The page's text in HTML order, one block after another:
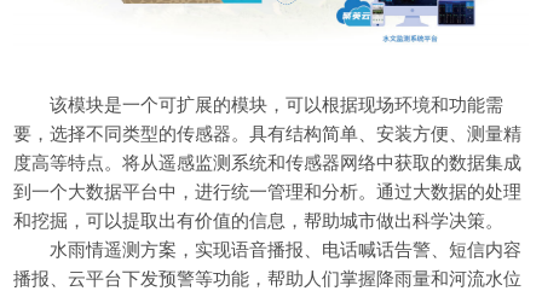
该模块是一个可扩展的模块，可以根据现场环境和功能需
要，选择不同类型的传感器。具有结构简单、安装方便、测量精
度高等特点。将从遥感监测系统和传感器网络中获取的数据集成
到一个大数据平台中，进行统一管理和分析。通过大数据的处理
和挖掘，可以提取出有价值的信息，帮助城市做出科学决策。
水雨情遥测方案，实现语音播报、电话喊话告警、短信内容
播报、云平台下发预警等功能，帮助人们掌握降雨量和河流水位